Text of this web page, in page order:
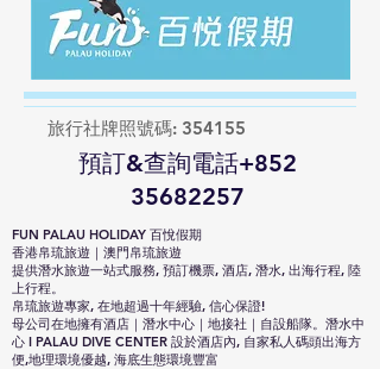
​旅行社牌照號碼: 354155
​預訂&查詢電話+852
35682257
FUN PALAU HOLIDAY 百悅假期
​​香港帛琉旅遊｜澳門帛琉旅遊
提供潛水旅遊一站式服務, 預訂機票, 酒店, 潛水, 出海行程, 陸
上行程。
帛琉旅遊專家, 在地超過十年經驗, 信心保證!
母公司在地擁有酒店｜潛水中心｜地接社｜自設船隊。潛水中
心 I PALAU DIVE CENTER 設於酒店內, 自家私人碼頭出海方
便,地理環境優越, 海底生態環境豐富